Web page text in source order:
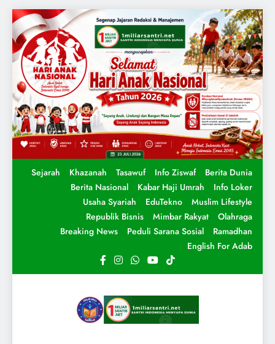
Sejarah Khazanah Tasawuf Info Ziswaf
Berita Dunia
Berita Nasional
Kabar Haji Umrah
Info Loker
Usaha Syariah
EduTekno
Muslim Lifestyle
Republik Bisnis
Mimbar Rakyat
Olahraga
Breaking News
Peduli Sarana Sosial
Ramadhan
English For Adab